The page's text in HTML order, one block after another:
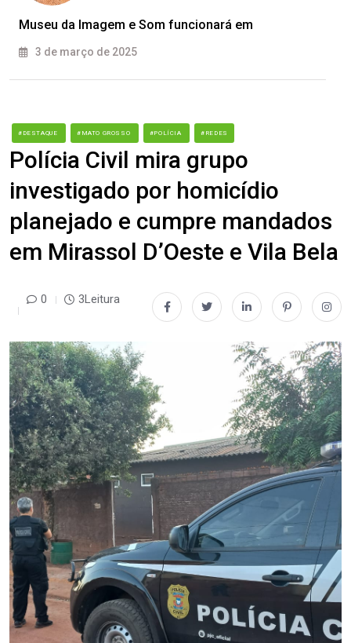
Museu da Imagem e Som funcionará em
3 de março de 2025
#DESTAQUE #MATO GROSSO #POLÍCIA #REDES
Polícia Civil mira grupo
investigado por homicídio
planejado e cumpre mandados
em Mirassol D’Oeste e Vila Bela
0 3Leitura